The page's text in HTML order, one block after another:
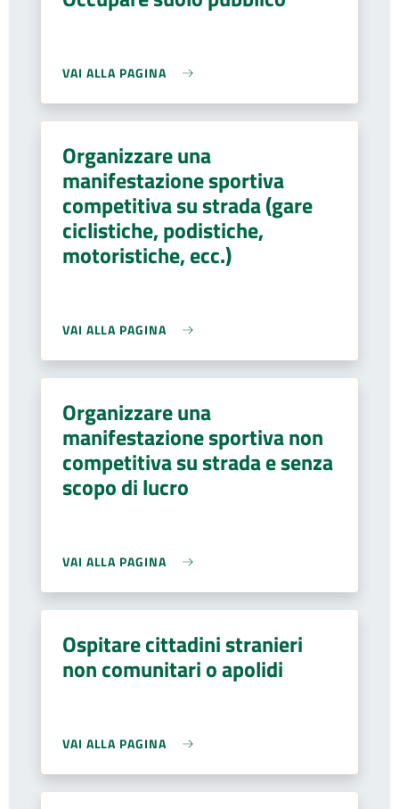
VAI ALLA PAGINA
Organizzare una
manifestazione sportiva
competitiva su strada (gare
ciclistiche, podistiche,
motoristiche, ecc.)
VAI ALLA PAGINA
Organizzare una
manifestazione sportiva non
competitiva su strada e senza
scopo di lucro
VAI ALLA PAGINA
Ospitare cittadini stranieri
non comunitari o apolidi
VAI ALLA PAGINA